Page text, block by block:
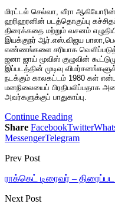
மிரட்டல் செல்வா, வீரா
ஹரிஹரனின் படத்தொகுப்பு
திரைக்கதை மற்றும் வசனம்
இயக்குநர் ஆர்.எஸ்.விஜய
எண்ணங்களை சரியாக
ஜனா ஜாய் மூவிஸ் குழுவின்
இப்படத்தின் முடிவு
நடக்கும் காலகட்டம் 1980 கள்
மனநிலையைப் பிரதிபலிப்பதாக
அவர்களுக்குப் பாதுகாப்பு.
Continue Reading
Share FacebookTwitter
MessengerTelegram
Prev Post
ராக்கெட் டிரைவர் –
Next Post